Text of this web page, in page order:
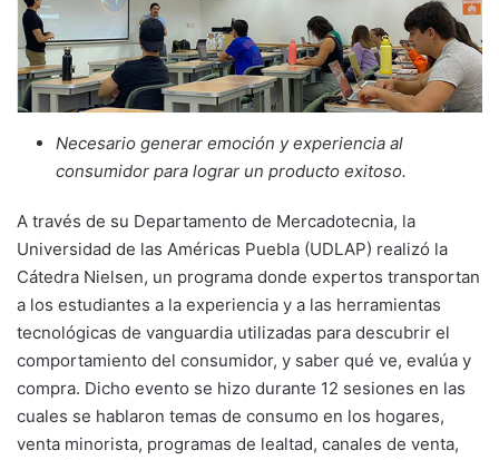
Necesario generar emoción y experiencia al
consumidor para lograr un producto exitoso.
A través de su Departamento de Mercadotecnia, la
Universidad de las Américas Puebla (UDLAP) realizó la
Cátedra Nielsen, un programa donde expertos transportan
a los estudiantes a la experiencia y a las herramientas
tecnológicas de vanguardia utilizadas para descubrir el
comportamiento del consumidor, y saber qué ve, evalúa y
compra. Dicho evento se hizo durante 12 sesiones en las
cuales se hablaron temas de consumo en los hogares,
venta minorista, programas de lealtad, canales de venta,